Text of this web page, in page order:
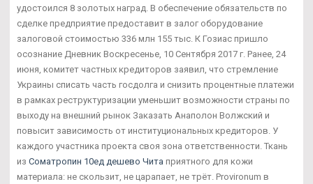
удостоился 8 золотых наград. В обеспечение обязательств по
сделке предприятие предоставит в залог оборудование
залоговой стоимостью 336 млн 155 тыс. К Гозиас пришло
осознание Дневник Воскресенье, 10 Сентября 2017 г. Ранее, 24
июня, комитет частных кредиторов заявил, что стремление
Украины списать часть госдолга и снизить процентные платежи
в рамках реструктуризации уменьшит возможности страны по
выходу на внешний рынок Заказать Анаполон Волжский и
повысит зависимость от институциональных кредиторов. У
каждого участника проекта своя зона ответственности. Ткань
из Cоматропин 10ед дешево Чита приятного для кожи
материала: не скользит, не царапает, не трёт. Provironum в